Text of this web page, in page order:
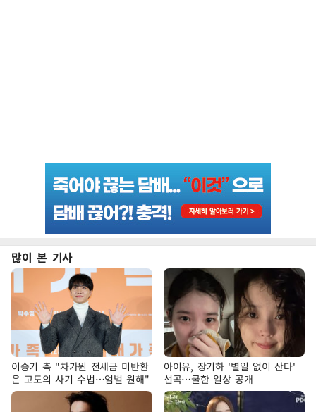
많이 본 기사
이승기 측 "차가원 전세금 미반환
은 고도의 사기 수법…엄벌 원해"
아이유, 장기하 '별일 없이 산다'
선곡…쿨한 일상 공개